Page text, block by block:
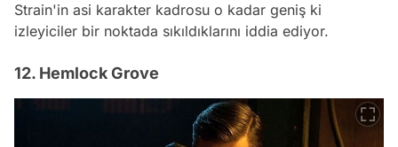
Strain'in asi karakter kadrosu o kadar geniş ki
izleyiciler bir noktada sıkıldıklarını iddia ediyor.
12. Hemlock Grove